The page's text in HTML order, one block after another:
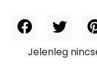
Jelenleg